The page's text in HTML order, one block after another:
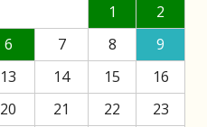
1
2
6 7 8
9
13 14 15
16
20 21 22
23